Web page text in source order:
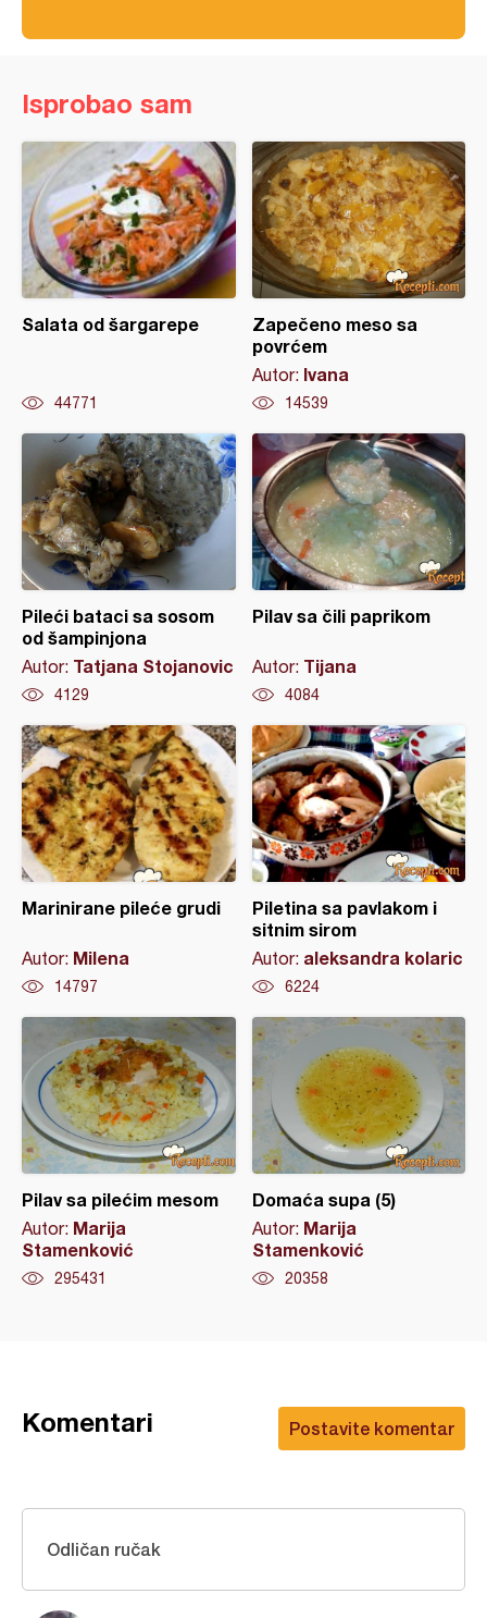
Isprobao sam
Salata od šargarepe
44771
Zapečeno meso sa
povrćem
Autor: Ivana
14539
Pileći bataci sa sosom
od šampinjona
Autor: Tatjana Stojanovic
4129
Pilav sa čili paprikom
Autor: Tijana
4084
Marinirane pileće grudi
Autor: Milena
14797
Piletina sa pavlakom i
sitnim sirom
Autor: aleksandra kolaric
6224
Pilav sa pilećim mesom
Autor: Marija
Stamenković
295431
Domaća supa (5)
Autor: Marija
Stamenković
20358
Postavite komentar
Komentari
Odličan ručak